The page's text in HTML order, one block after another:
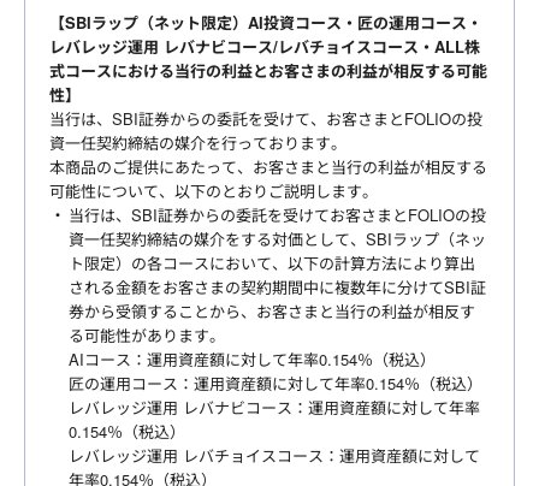
【SBIラップ（ネット限定）AI投資コース・匠の運用コース・
レバレッジ運用 レバナビコース/レバチョイスコース・ALL株
式コースにおける当行の利益とお客さまの利益が相反する可能
性】
当行は、SBI証券からの委託を受けて、お客さまとFOLIOの投
資一任契約締結の媒介を行っております。
本商品のご提供にあたって、お客さまと当行の利益が相反する
可能性について、以下のとおりご説明します。
当行は、SBI証券からの委託を受けてお客さまとFOLIOの投
資一任契約締結の媒介をする対価として、SBIラップ（ネッ
ト限定）の各コースにおいて、以下の計算方法により算出
される金額をお客さまの契約期間中に複数年に分けてSBI証
券から受領することから、お客さまと当行の利益が相反す
る可能性があります。
AIコース：運用資産額に対して年率0.154％（税込）
匠の運用コース：運用資産額に対して年率0.154％（税込）
レバレッジ運用 レバナビコース：運用資産額に対して年率
0.154％（税込）
レバレッジ運用 レバチョイスコース：運用資産額に対して
年率0.154％（税込）